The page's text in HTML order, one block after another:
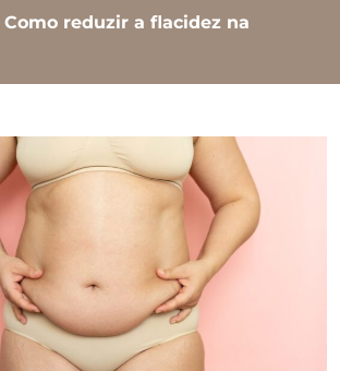
Como reduzir a flacidez na